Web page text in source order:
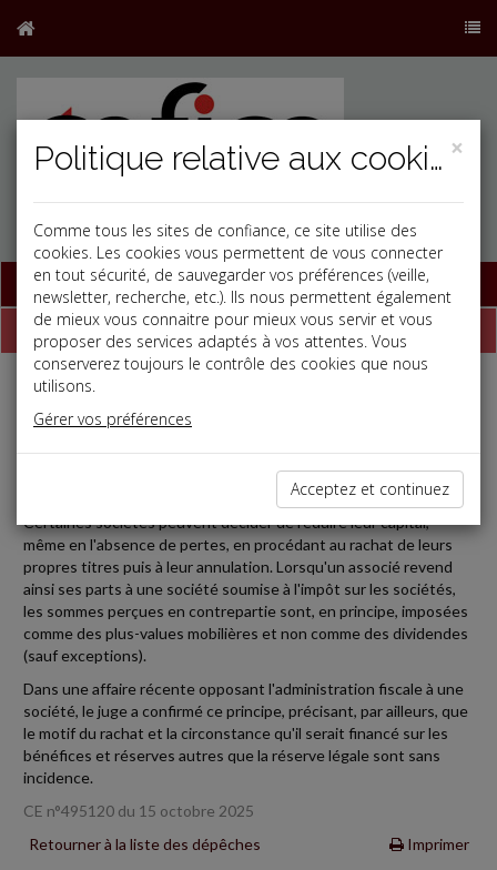
Base documentaire
Dépêches
Fiscal TPE
Certaines sociétés peuvent décider de réduire leur capital,
même en l'absence de pertes, en procédant au rachat de leurs
propres titres puis à leur annulation. Lorsqu'un associé revend
ainsi ses parts à une société soumise à l'impôt sur les sociétés,
les sommes perçues en contrepartie sont, en principe, imposées
comme des plus-values mobilières et non comme des dividendes
(sauf exceptions).
Dans une affaire récente opposant l'administration fiscale à une
société, le juge a confirmé ce principe, précisant, par ailleurs, que
le motif du rachat et la circonstance qu'il serait financé sur les
bénéfices et réserves autres que la réserve légale sont sans
incidence.
CE n°495120 du 15 octobre 2025
Retourner à la liste des dépêches
Imprimer
×
Politique relative aux cookies
Comme tous les sites de confiance, ce site utilise des
cookies. Les cookies vous permettent de vous connecter
en tout sécurité, de sauvegarder vos préférences (veille,
newsletter, recherche, etc.). Ils nous permettent également
de mieux vous connaitre pour mieux vous servir et vous
proposer des services adaptés à vos attentes. Vous
conserverez toujours le contrôle des cookies que nous
utilisons.
Gérer vos préférences
Acceptez et continuez